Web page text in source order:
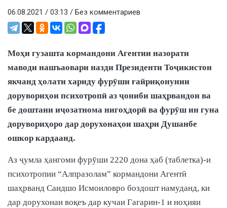
06.08.2021 / 03:13 / Без комментариев
Моҳи гузашта кормандони Агентии назорати
маводи нашъаовари назди Президенти Тоҷикистон
якчанд ҳолати хариду фурӯши ғайриқонунии
дорувориҳои психотропӣ аз ҷониби шаҳрвандон ва
бе доштани иҷозатнома нигоҳдорӣ ва фурӯш ин гуна
дорувориҳоро дар дорухонаҳои шаҳри Душанбе
ошкор кардаанд.
Аз ҷумла ҳангоми фурӯши 2220 дона ҳаб (таблетка)-и
психотропии “Алпразолам” кормандони Агентӣ
шаҳрванд Саидшо Исмоиловро боздошт намуданд, ки
дар дорухонаи воқеъ дар кучаи Гагарин-1 и ноҳияи